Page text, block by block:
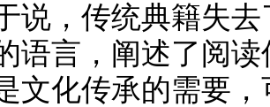
说，传统典籍失
语言，阐述了阅
文化传承的需要